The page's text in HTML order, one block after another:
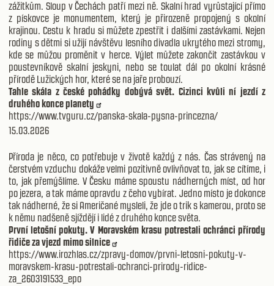
zážitkům. Sloup v Čechách patří mezi ně. Skalní hrad vyrůstající přímo
z pískovce je monumentem, který je přirozeně propojený s okolní
krajinou. Cestu k hradu si můžete zpestřit i dalšími zastávkami. Nejen
rodiny s dětmi si užijí návštěvu lesního divadla ukrytého mezi stromy,
kde se můžou proměnit v herce. Výlet můžete zakončit zastávkou v
poustevníkově skalní jeskyni, nebo se toulat dál po okolní krásné
přírodě Lužických hor, které se na jaře probouzí.
Tahle skála z české pohádky dobývá svět. Cizinci kvůli ní jezdí z
druhého konce planety
https://www.tvguru.cz/panska-skala-pysna-princezna/
15.03.2026
Příroda je něco, co potřebuje v životě každý z nás. Čas strávený na
čerstvém vzduchu dokáže velmi pozitivně ovlivňovat to, jak se cítíme, i
to, jak přemýšlíme. V Česku máme spoustu nádherných míst, od hor
po jezera, a tak máme opravdu z čeho vybírat. Jedno místo je dokonce
tak nádherné, že si Američané mysleli, že jde o trik s kamerou, proto se
k němu nadšeně sjíždějí i lidé z druhého konce světa.
První letošní pokuty. V Moravském krasu potrestali ochránci přírody
řidiče za vjezd mimo silnice
https://www.irozhlas.cz/zpravy-domov/prvni-letosni-pokuty-v-
moravskem-krasu-potrestali-ochranci-prirody-ridice-
za_2603191533_epo